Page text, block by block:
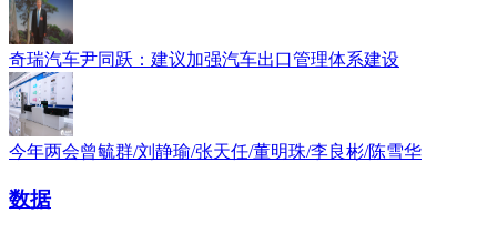
奇瑞汽车尹同跃：建议加强汽车出口管理体系建设
今年两会曾毓群/刘静瑜/张天任/董明珠/李良彬/陈雪华
数据